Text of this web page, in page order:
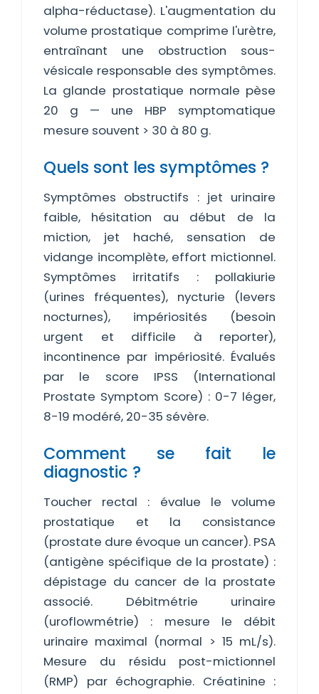
alpha-réductase). L'augmentation du
volume prostatique comprime l'urètre,
entraînant une obstruction sous-
vésicale responsable des symptômes.
La glande prostatique normale pèse
20 g — une HBP symptomatique
mesure souvent > 30 à 80 g.
Quels sont les symptômes ?
Symptômes obstructifs : jet urinaire
faible, hésitation au début de la
miction, jet haché, sensation de
vidange incomplète, effort mictionnel.
Symptômes irritatifs : pollakiurie
(urines fréquentes), nycturie (levers
nocturnes), impériosités (besoin
urgent et difficile à reporter),
incontinence par impériosité. Évalués
par le score IPSS (International
Prostate Symptom Score) : 0-7 léger,
8-19 modéré, 20-35 sévère.
Comment se fait le
diagnostic ?
Toucher rectal : évalue le volume
prostatique et la consistance
(prostate dure évoque un cancer). PSA
(antigène spécifique de la prostate) :
dépistage du cancer de la prostate
associé. Débitmétrie urinaire
(uroflowmétrie) : mesure le débit
urinaire maximal (normal > 15 mL/s).
Mesure du résidu post-mictionnel
(RMP) par échographie. Créatinine :